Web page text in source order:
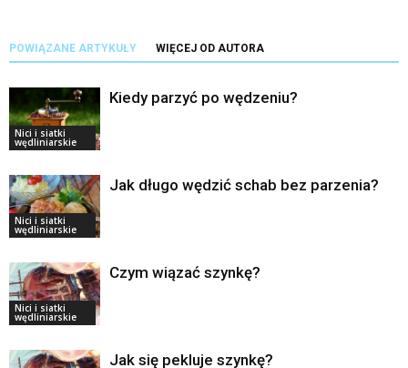
POWIĄZANE ARTYKUŁY WIĘCEJ OD AUTORA
Nici i siatki
wędliniarskie
Kiedy parzyć po wędzeniu?
Nici i siatki
wędliniarskie
Jak długo wędzić schab bez parzenia?
Nici i siatki
wędliniarskie
Czym wiązać szynkę?
Jak się pekluje szynkę?